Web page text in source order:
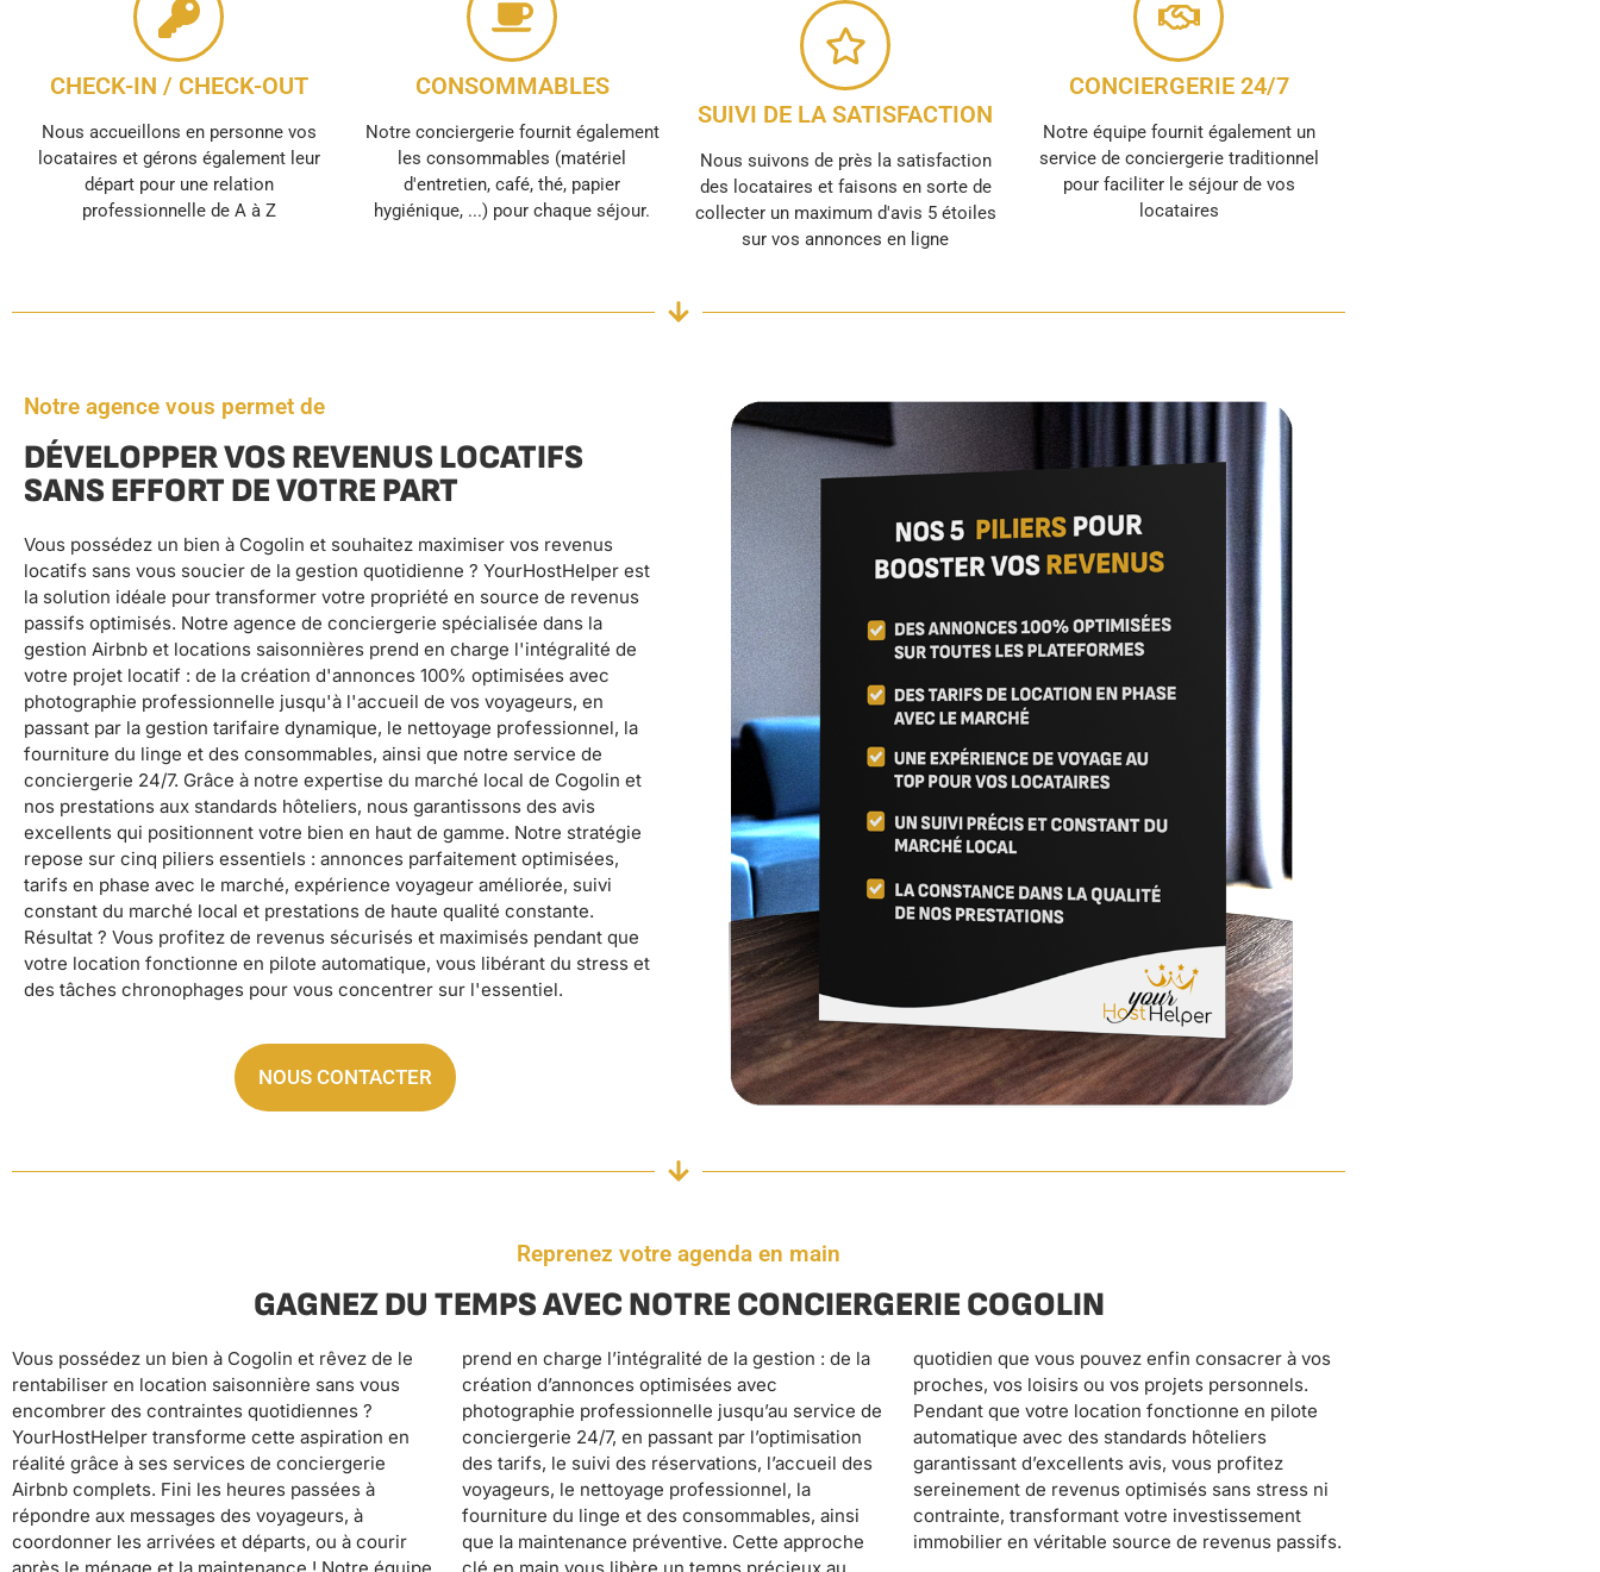
CHECK-IN / CHECK-OUT
Nous accueillons en personne vos
locataires et gérons également leur
départ pour une relation
professionnelle de A à Z
CONSOMMABLES
Notre conciergerie fournit également
les consommables (matériel
d'entretien, café, thé, papier
hygiénique, ...) pour chaque séjour.
SUIVI DE LA SATISFACTION
Nous suivons de près la satisfaction
des locataires et faisons en sorte de
collecter un maximum d'avis 5 étoiles
sur vos annonces en ligne
CONCIERGERIE 24/7
Notre équipe fournit également un
service de conciergerie traditionnel
pour faciliter le séjour de vos
locataires
Notre agence vous permet de
DÉVELOPPER VOS REVENUS LOCATIFS
SANS EFFORT DE VOTRE PART
Vous possédez un bien à Cogolin et souhaitez maximiser vos revenus
locatifs sans vous soucier de la gestion quotidienne ? YourHostHelper est
la solution idéale pour transformer votre propriété en source de revenus
passifs optimisés. Notre agence de conciergerie spécialisée dans la
gestion Airbnb et locations saisonnières prend en charge l'intégralité de
votre projet locatif : de la création d'annonces 100% optimisées avec
photographie professionnelle jusqu'à l'accueil de vos voyageurs, en
passant par la gestion tarifaire dynamique, le nettoyage professionnel, la
fourniture du linge et des consommables, ainsi que notre service de
conciergerie 24/7. Grâce à notre expertise du marché local de Cogolin et
nos prestations aux standards hôteliers, nous garantissons des avis
excellents qui positionnent votre bien en haut de gamme. Notre stratégie
repose sur cinq piliers essentiels : annonces parfaitement optimisées,
tarifs en phase avec le marché, expérience voyageur améliorée, suivi
constant du marché local et prestations de haute qualité constante.
Résultat ? Vous profitez de revenus sécurisés et maximisés pendant que
votre location fonctionne en pilote automatique, vous libérant du stress et
des tâches chronophages pour vous concentrer sur l'essentiel.
NOUS CONTACTER
Reprenez votre agenda en main
GAGNEZ DU TEMPS AVEC NOTRE CONCIERGERIE COGOLIN
Vous possédez un bien à Cogolin et rêvez de le
rentabiliser en location saisonnière sans vous
encombrer des contraintes quotidiennes ?
YourHostHelper transforme cette aspiration en
réalité grâce à ses services de conciergerie
Airbnb complets. Fini les heures passées à
répondre aux messages des voyageurs, à
coordonner les arrivées et départs, ou à courir
prend en charge l’intégralité de la gestion : de la
création d’annonces optimisées avec
photographie professionnelle jusqu’au service de
conciergerie 24/7, en passant par l’optimisation
des tarifs, le suivi des réservations, l’accueil des
voyageurs, le nettoyage professionnel, la
fourniture du linge et des consommables, ainsi
que la maintenance préventive. Cette approche
quotidien que vous pouvez enfin consacrer à vos
proches, vos loisirs ou vos projets personnels.
Pendant que votre location fonctionne en pilote
automatique avec des standards hôteliers
garantissant d’excellents avis, vous profitez
sereinement de revenus optimisés sans stress ni
contrainte, transformant votre investissement
immobilier en véritable source de revenus passifs.